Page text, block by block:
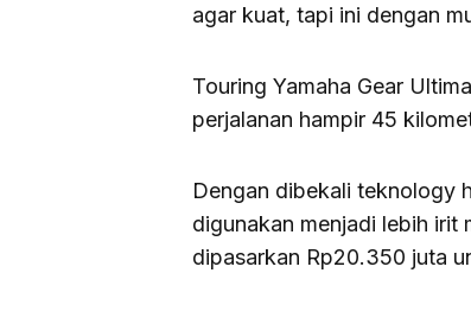
agar kuat, tapi ini dengan
Touring Yamaha Gear
perjalanan hampir 45
Dengan dibekali teknology
digunakan menjadi lebih irit
dipasarkan Rp20.350 juta